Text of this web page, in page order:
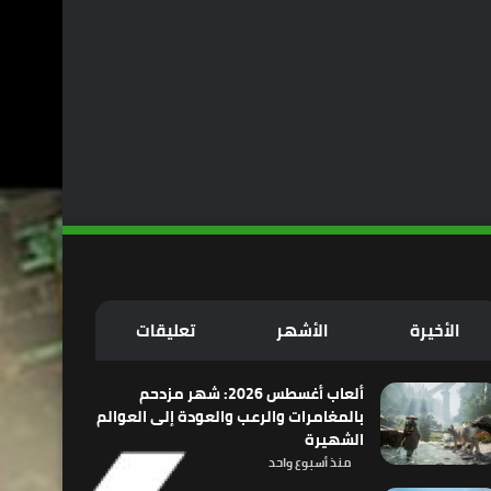
الأخيرة الأشهر تعليقات
ألعاب أغسطس 2026: شهر مزدحم
بالمغامرات والرعب والعودة إلى العوالم
الشهيرة
منذ أسبوع واحد